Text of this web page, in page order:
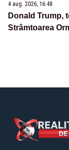
4 aug. 2026, 16:48
Donald Trump,
Strâmtoarea